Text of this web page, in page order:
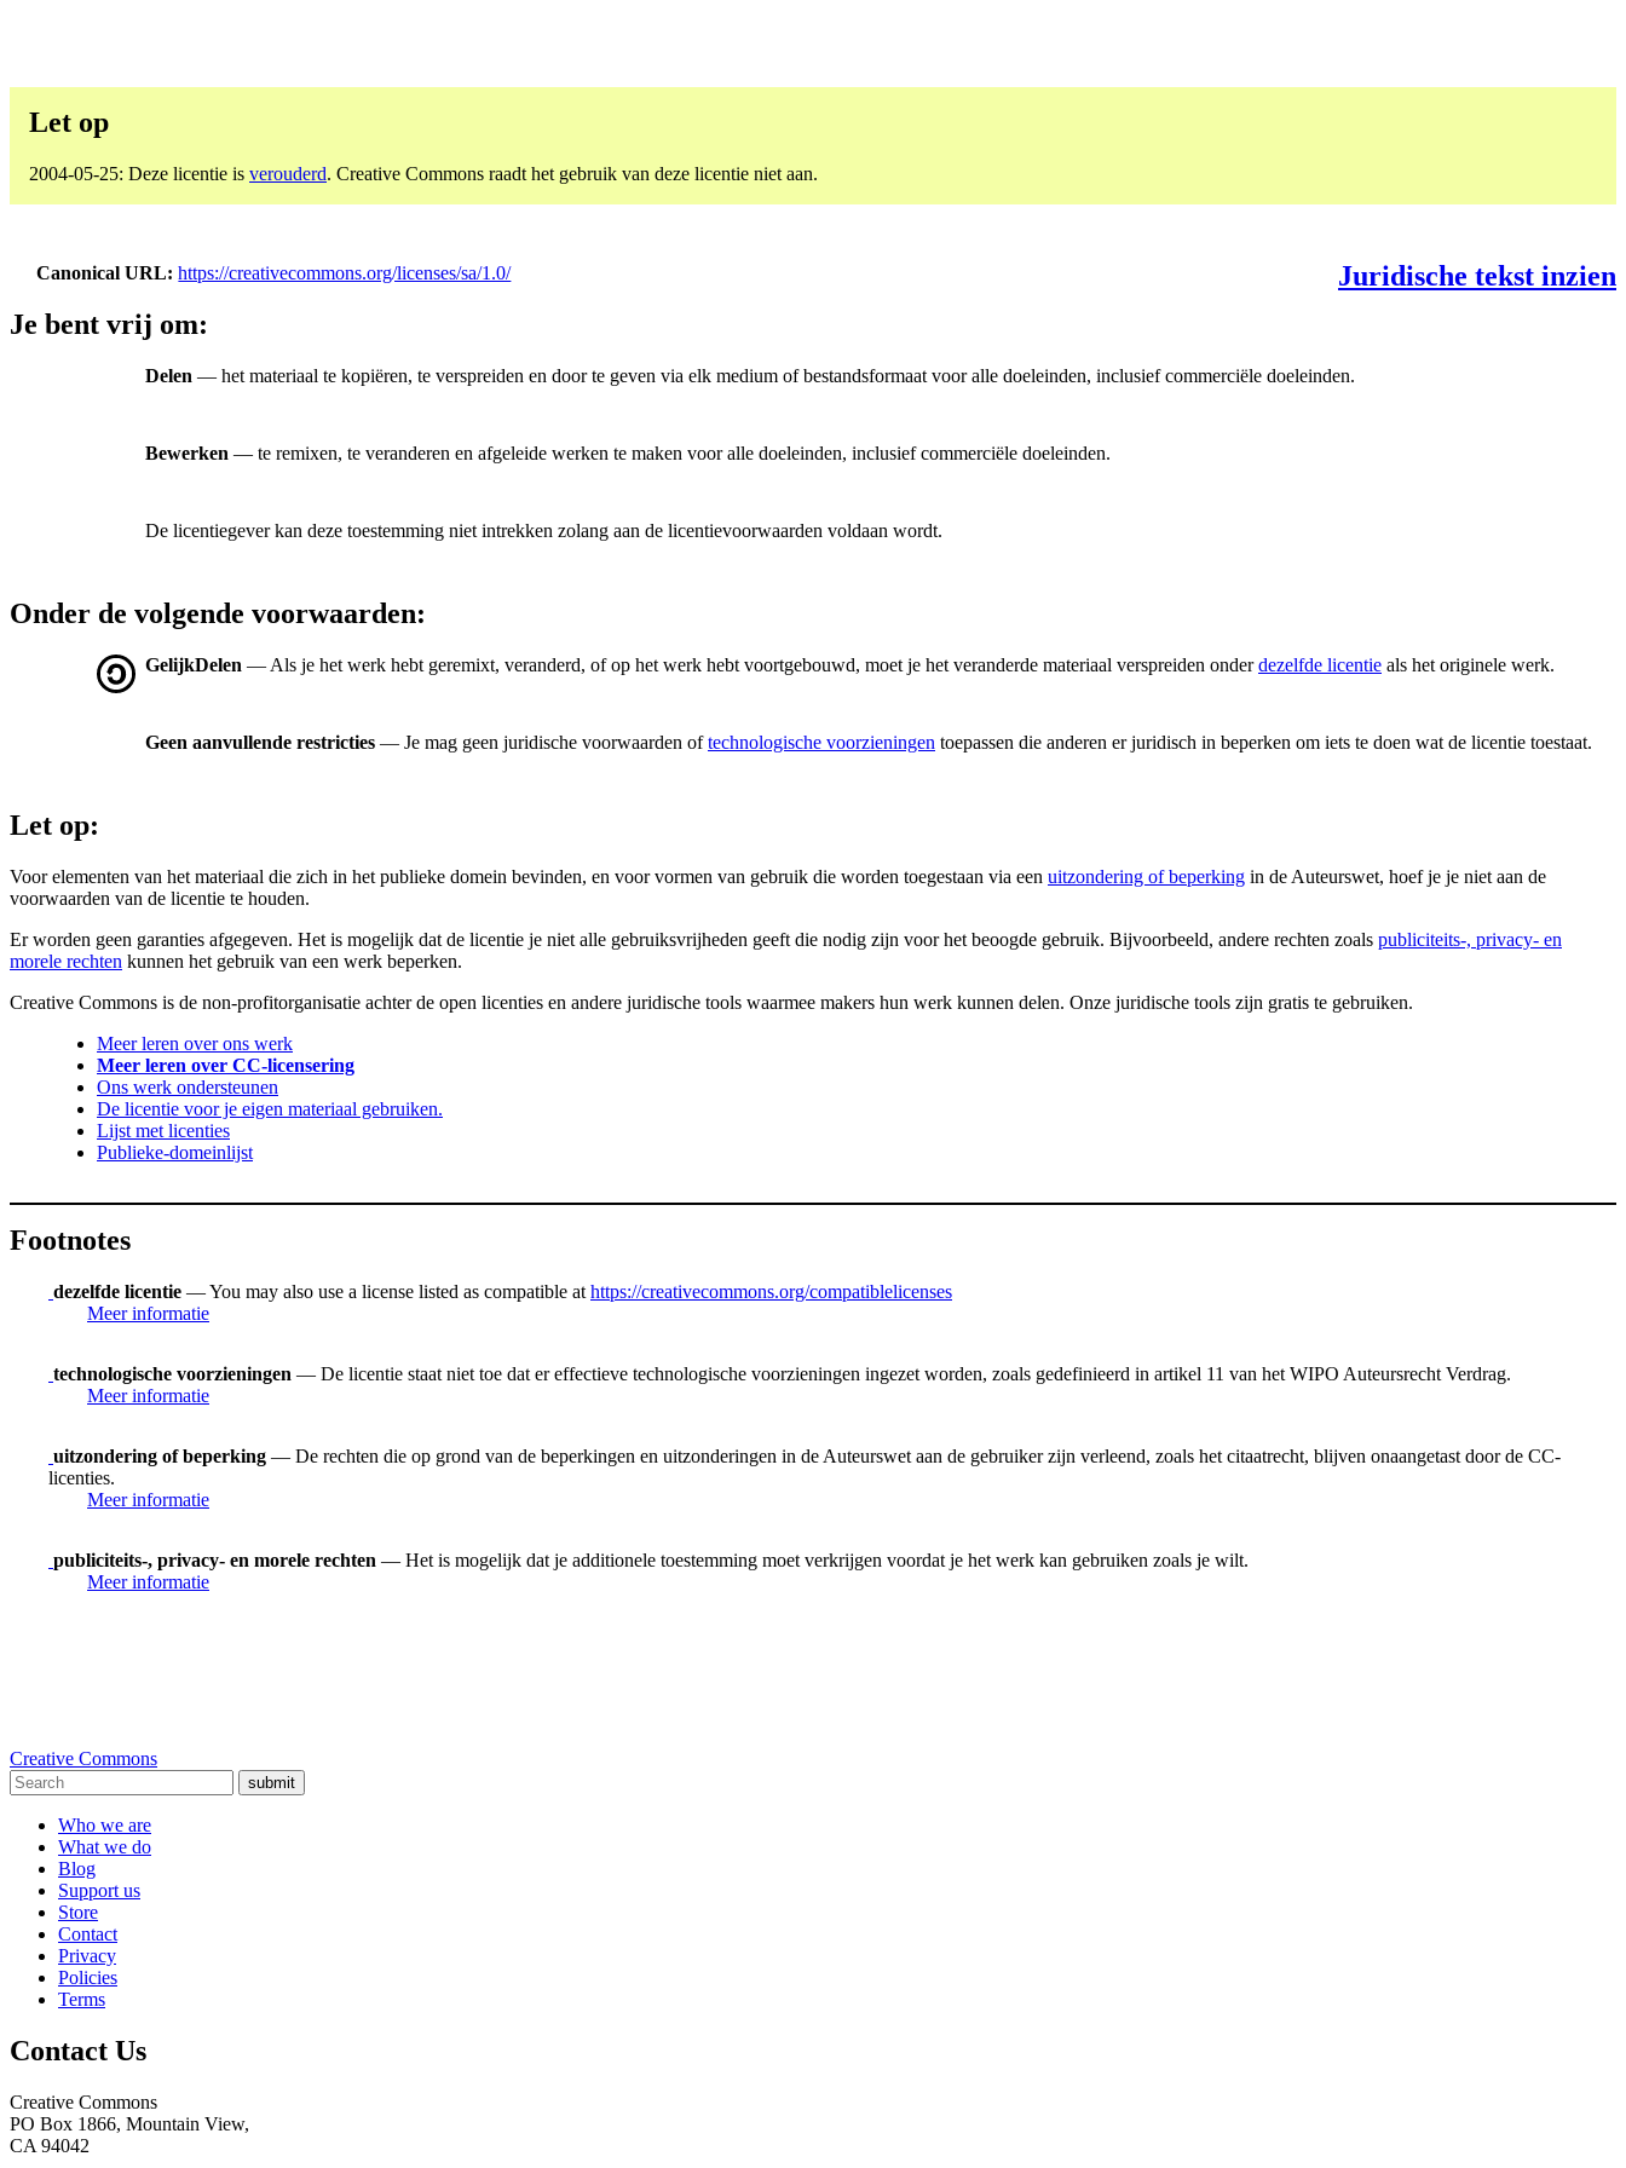
Let op
2004-05-25: Deze licentie is verouderd. Creative Commons raadt het gebruik van deze licentie niet aan.
Canonical URL https://creativecommons.org/licenses/sa/1.0/
Juridische tekst inzien
Je bent vrij om:
Delen — het materiaal te kopiëren, te verspreiden en door te geven via elk medium of bestandsformaat voor alle doeleinden, inclusief commerciële doeleinden.
Bewerken — te remixen, te veranderen en afgeleide werken te maken voor alle doeleinden, inclusief commerciële doeleinden.
De licentiegever kan deze toestemming niet intrekken zolang aan de licentievoorwaarden voldaan wordt.
Onder de volgende voorwaarden:
GelijkDelen — Als je het werk hebt geremixt, veranderd, of op het werk hebt voortgebouwd, moet je het veranderde materiaal verspreiden onderdezelfde licentie als het originele werk.
Geen aanvullende restricties — Je mag geen juridische voorwaarden oftechnologische voorzieningen toepassen die anderen er juridisch in beperken om iets te doen wat de licentie toestaat.
Let op:
Voor elementen van het materiaal die zich in het publieke domein bevinden, en voor vormen van gebruik die worden toegestaan via een uitzondering of beperking in de Auteurswet, hoef je je niet aan de
voorwaarden van de licentie te houden.
Er worden geen garanties afgegeven. Het is mogelijk dat de licentie je niet alle gebruiksvrijheden geeft die nodig zijn voor het beoogde gebruik. Bijvoorbeeld, andere rechten zoals publiciteits-, privacy- en
morele rechten kunnen het gebruik van een werk beperken.
Creative Commons is de non-profitorganisatie achter de open licenties en andere juridische tools waarmee makers hun werk kunnen delen. Onze juridische tools zijn gratis te gebruiken.
Meer leren over ons werk
Meer leren over CC-licensering
Ons werk ondersteunen
De licentie voor je eigen materiaal gebruiken.
Lijst met licenties
Publieke-domeinlijst
Footnotes
dezelfde licentie — You may also use a license listed as compatible at https://creativecommons.org/compatiblelicenses
Meer informatie
technologische voorzieningen — De licentie staat niet toe dat er effectieve technologische voorzieningen ingezet worden, zoals gedefinieerd in artikel 11 van het WIPO Auteursrecht Verdrag.
Meer informatie
uitzondering of beperking — De rechten die op grond van de beperkingen en uitzonderingen in de Auteurswet aan de gebruiker zijn verleend, zoals het citaatrecht, blijven onaangetast door de CC-
licenties.
Meer informatie
publiciteits-, privacy- en morele rechten — Het is mogelijk dat je additionele toestemming moet verkrijgen voordat je het werk kan gebruiken zoals je wilt.
Meer informatie
Creative Commons
submit
Who we are
What we do
Blog
Support us
Store
Contact
Privacy
Policies
Terms
Contact Us
Creative Commons
PO Box 1866, Mountain View,
CA 94042